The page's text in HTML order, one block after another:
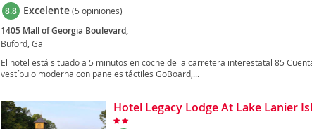
8.8 Excelente(5 opiniones)
1405 Mall of Georgia Boulevard,
Buford, Ga
El hotel está situado a 5 minutos en coche de la carretera interestatal 85
vestíbulo moderna con paneles táctiles GoBoard,...
Hotel Legacy Lodge At Lake Lanier